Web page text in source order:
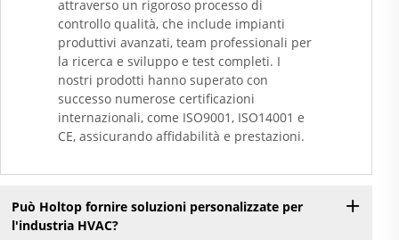
attraverso un rigoroso processo di
controllo qualità, che include impianti
produttivi avanzati, team professionali per
la ricerca e sviluppo e test completi. I
nostri prodotti hanno superato con
successo numerose certificazioni
internazionali, come ISO9001, ISO14001 e
CE, assicurando affidabilità e prestazioni.
Può Holtop fornire soluzioni personalizzate per
l'industria HVAC?